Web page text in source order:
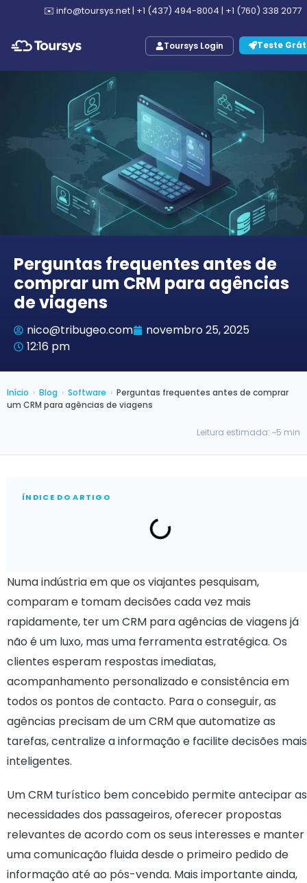
✉️ info@toursys.net| +1 (437) 494-8004 | +1 (760) 338 2077
Toursys Login Teste
Perguntas frequentes antes de
comprar um CRM para agências
de viagens
nico@tribugeo.com
novembro 25, 2025
12:16 pm
Início › Blog › Software › Perguntas frequentes antes de comprar
um CRM para agências de viagens
Leitura estimada: ~5 min
ÍNDICE DO ARTIGO
Numa indústria em que os viajantes pesquisam,
comparam e tomam decisões cada vez mais
rapidamente, ter um CRM para agências de viagens já
não é um luxo, mas uma ferramenta estratégica. Os
clientes esperam respostas imediatas,
acompanhamento personalizado e consistência em
todos os pontos de contacto. Para o conseguir, as
agências precisam de um CRM que automatize as
tarefas, centralize a informação e facilite decisões mais
inteligentes.
Um CRM turístico bem concebido permite antecipar as
necessidades dos passageiros, oferecer propostas
relevantes de acordo com os seus interesses e manter
uma comunicação fluida desde o primeiro pedido de
informação até ao pós-venda. Mais importante ainda,